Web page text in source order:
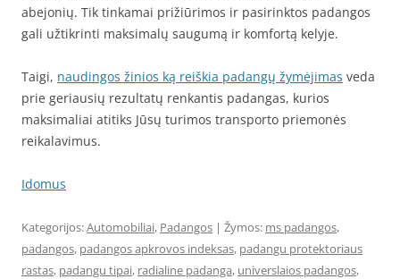
abejonių. Tik tinkamai prižiūrimos ir pasirinktos padangos
gali užtikrinti maksimalų saugumą ir komfortą kelyje.
Taigi, naudingos žinios ką reiškia padangų žymėjimas veda
prie geriausių rezultatų renkantis padangas, kurios
maksimaliai atitiks Jūsų turimos transporto priemonės
reikalavimus.
Idomus
Kategorijos:Automobiliai, Padangos | Žymos: ms padangos,
padangos, padangos apkrovos indeksas, padangu protektoriaus
rastas, padangu tipai, radialine padanga, universlaios padangos,